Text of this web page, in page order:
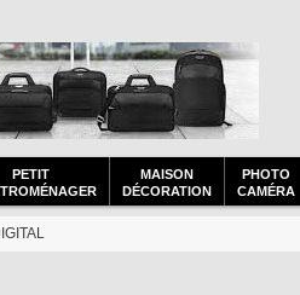
PETIT
MAISON
DÉCORATION
PHOTO
CAMÉRA